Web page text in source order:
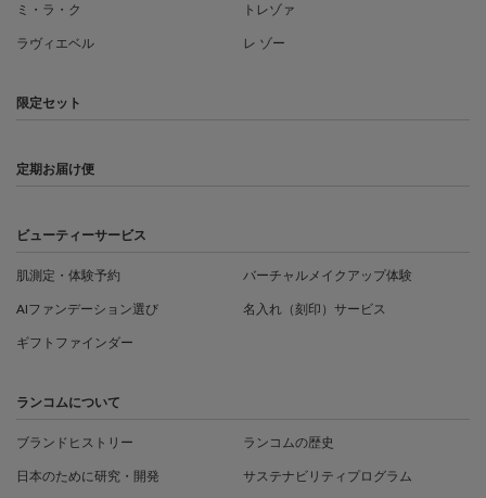
ミ・ラ・ク トレゾァ
ラヴィエベル レ ゾー
限定セット
定期お届け便
ビューティーサービス
肌測定・体験予約 バーチャルメイクアップ体験
AIファンデーション選び 名入れ（刻印）サービス
ギフトファインダー
ランコムについて
ブランドヒストリー ランコムの歴史
日本のために研究・開発 サステナビリティプログラム